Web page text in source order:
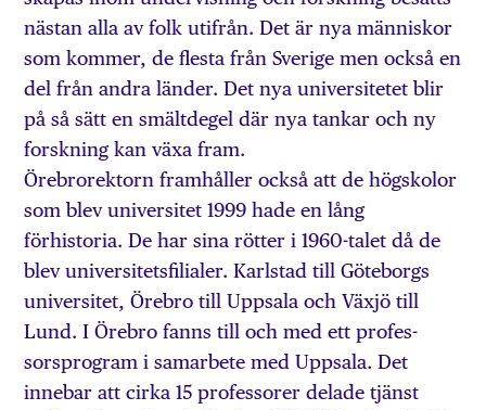
nästan alla av folk utifrån. Det är nya människor
som kommer, de flesta från Sverige men också en
del från andra länder. Det nya universitetet blir
på så sätt en smältdegel där nya tankar och ny
forskning kan växa fram.
Örebrorektorn framhåller också att de högskolor
som blev universitet 1999 hade en lång
förhistoria. De har sina rötter i 1960-talet då de
blev universitetsfilialer. Karlstad till Göteborgs
universitet, Örebro till Uppsala och Växjö till
Lund. I Örebro fanns till och med ett profes-
sorsprogram i samarbete med Uppsala. Det
innebar att cirka 15 professorer delade tjänst